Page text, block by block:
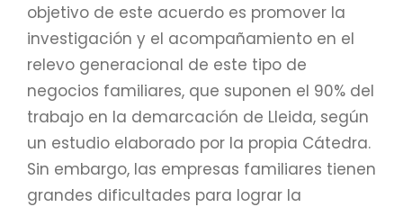
objetivo de este acuerdo es promover la
investigación y el acompañamiento en el
relevo generacional de este tipo de
negocios familiares, que suponen el 90% del
trabajo en la demarcación de Lleida, según
un estudio elaborado por la propia Cátedra.
Sin embargo, las empresas familiares tienen
grandes dificultades para lograr la